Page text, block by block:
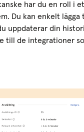
har du en roll i
Du kan enkelt lägga
uppdaterar din
till de integrationer